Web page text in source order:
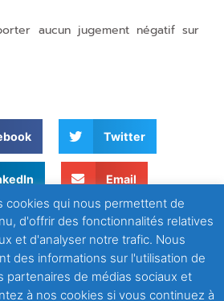
aucun jugement négatif sur
Twitter
Email
WhatsApp
cookies qui nous permettent de
d'offrir des fonctionnalités relatives
et d'analyser notre trafic. Nous
des informations sur l'utilisation de
partenaires de médias sociaux et
à nos cookies si vous continuez à